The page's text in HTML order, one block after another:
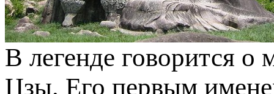
В легенде говорится
Цзы. Его первым